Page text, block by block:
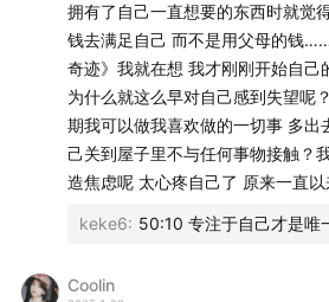
欢迎来我的其它【同名】平台找我
信公众号｜视频号｜抖音｜B站｜
▪️以下渠道均可以收听到我的【播客
小宇宙｜苹果播客｜Spotify｜QQ
拥有了自己一直想要的东西时就觉
钱去满足自己 而不是用父母的钱
奇迹》我就在想 我才刚刚开始自己
为什么就这么早对自己感到失望呢
期我可以做我喜欢做的一切事 多出
己关到屋子里不与任何事物接触？
造焦虑呢 太心疼自己了 原来一直
keke6: 50:10 专注于自己才是唯
Coolin